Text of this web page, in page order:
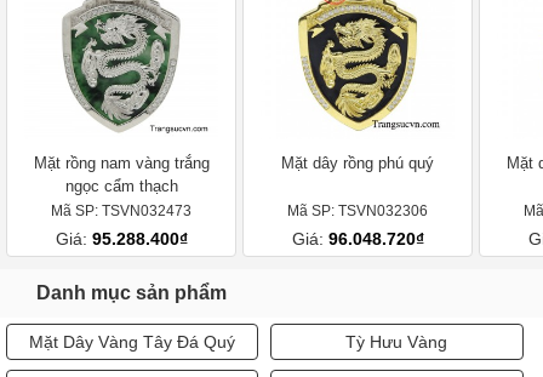
Mặt rồng nam vàng trắng
ngọc cẩm thạch
Mã SP: TSVN032473
Giá: 95.288.400₫
Mặt dây rồng phú quý
Mã SP: TSVN032306
Giá: 96.048.720₫
Mặt
Danh mục sản phẩm
Mặt Dây Vàng Tây Đá Quý Tỳ Hưu Vàng